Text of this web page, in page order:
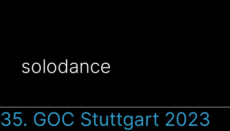
solodance
35. GOC Stuttgart 2023
35.
GOC